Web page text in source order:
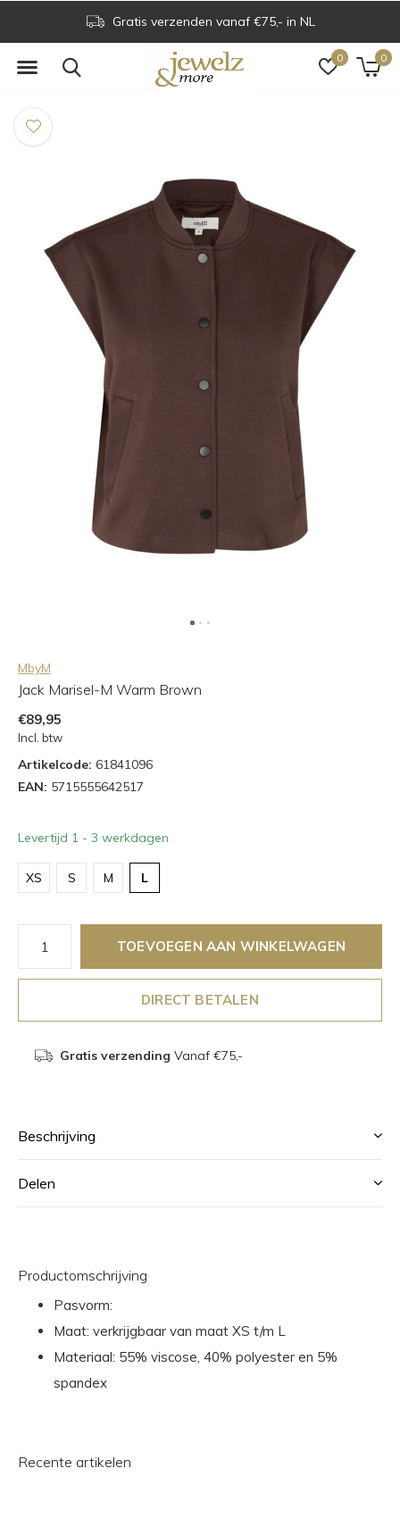
0 0
Gratis verzenden vanaf €75,- in NL
MbyM
Jack Marisel-M Warm Brown
€89,95
Incl. btw
Artikelcode: 61841096
EAN: 5715555642517
Levertijd 1 - 3 werkdagen
XS S M L
TOEVOEGEN AAN WINKELWAGEN
DIRECT BETALEN
Gratis verzending Vanaf €75,-
Beschrijving
Delen
Productomschrijving
Pasvorm:
Maat: verkrijgbaar van maat XS t/m L
Materiaal: 55% viscose, 40% polyester en 5%
spandex
Recente artikelen